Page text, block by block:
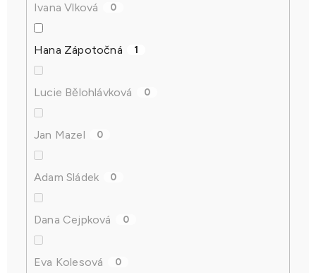
Ivana Vlková 0
Hana Zápotočná 1
Lucie Bělohlávková 0
Jan Mazel 0
Adam Sládek 0
Dana Cejpková 0
Eva Kolesová 0